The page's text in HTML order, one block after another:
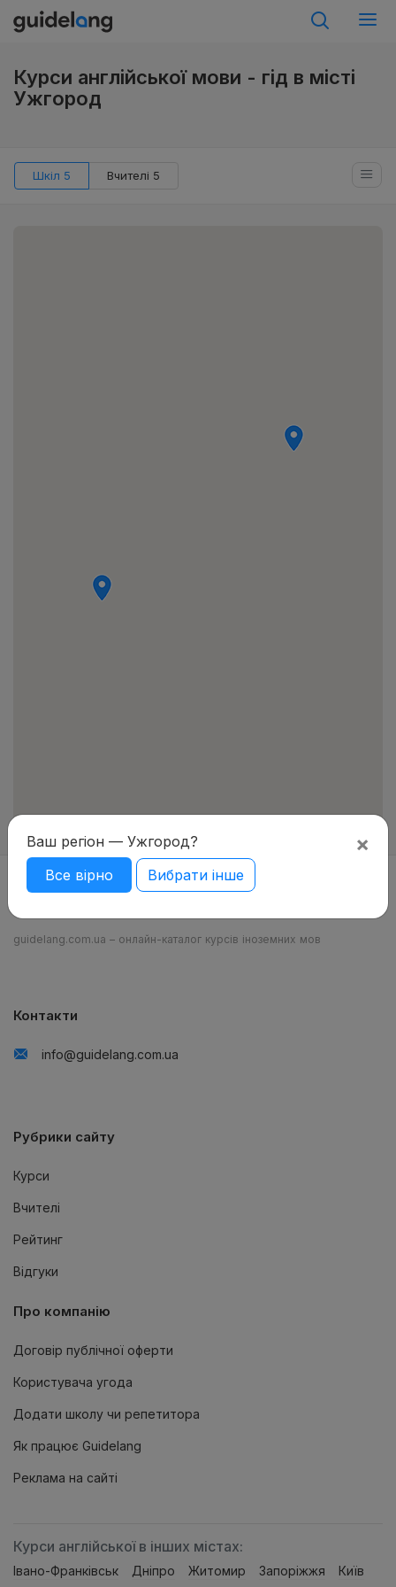
Курси англійської мови - гід в місті
Ужгород
Шкіл 5 Вчителі 5
guidelang.com.ua – онлайн-каталог курсів іноземних мов
Контакти
info@guidelang.com.ua
Рубрики сайту
Курси
Вчителі
Рейтинг
Відгуки
Про компанію
Договір публічної оферти
Користувача угода
Додати школу чи репетитора
Як працює Guidelang
Реклама на сайтi
Курси англійської в інших містах:
Івано-Франківськ Дніпро Житомир Запоріжжя
Київ
×
Ваш регіон — Ужгород?
Все вірно
Вибрати інше